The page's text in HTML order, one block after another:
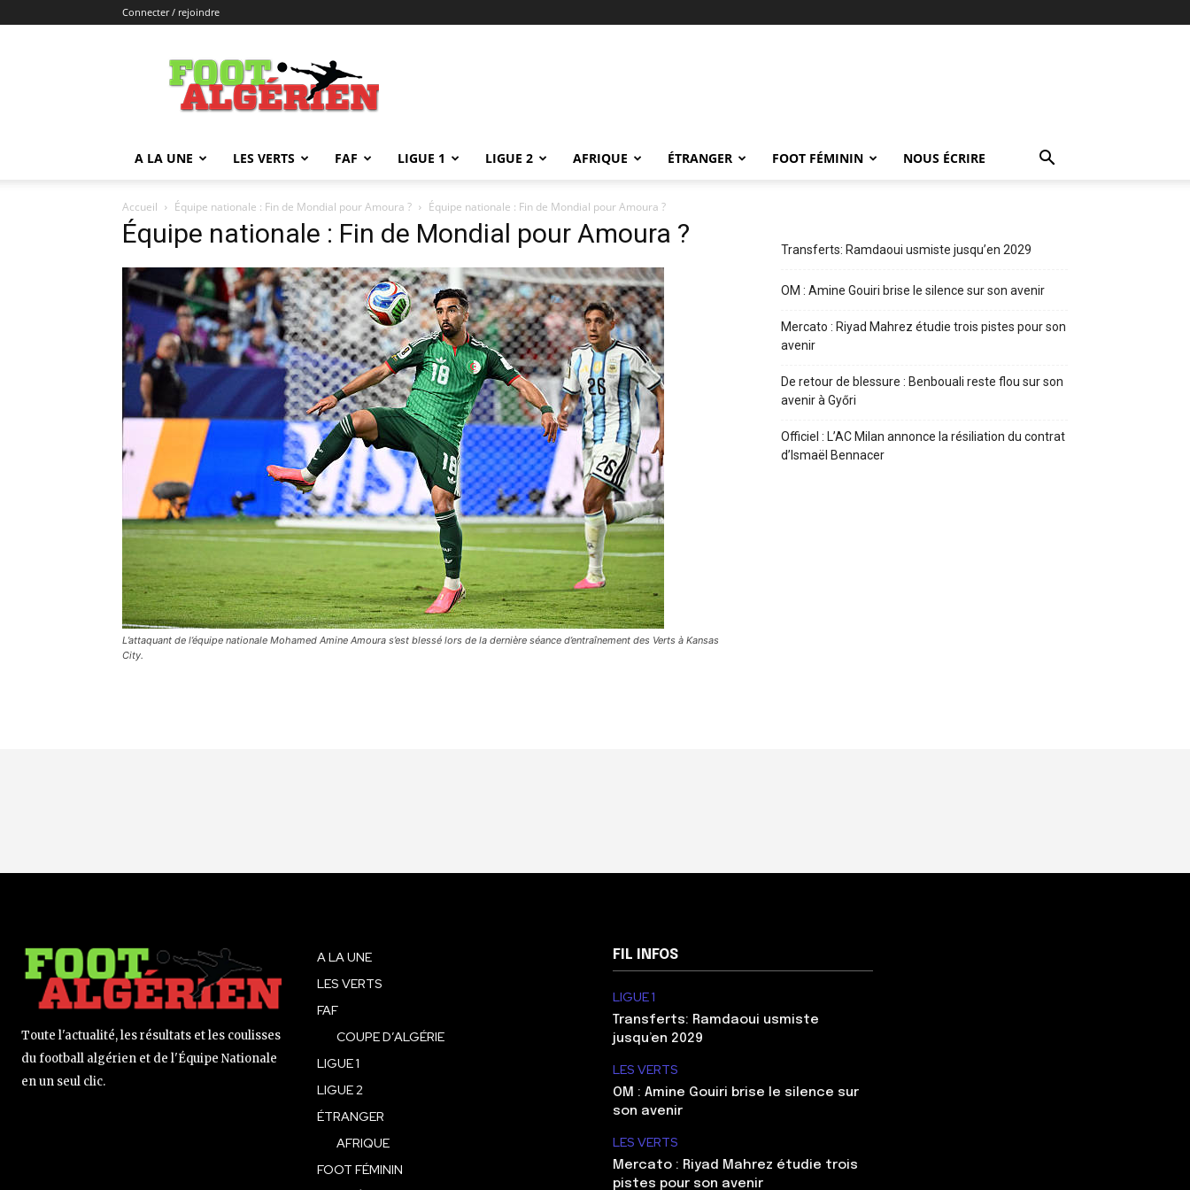
Connecter / rejoindre
FOOTALGERIEN
A LA UNE LES VERTS FAF LIGUE 1 LIGUE 2 AFRIQUE ÉTRANGER FOOT FÉMININ NOUS ÉCRIRE
Accueil Équipe nationale : Fin de Mondial pour Amoura ? Équipe nationale : Fin de Mondial pour Amoura ?
Équipe nationale : Fin de Mondial pour Amoura ?
L’attaquant de l’équipe nationale Mohamed Amine Amoura s’est blessé lors de la dernière séance d’entraînement des Verts à Kansas
City.
Transferts: Ramdaoui usmiste jusqu’en 2029
OM : Amine Gouiri brise le silence sur son avenir
Mercato : Riyad Mahrez étudie trois pistes pour son
avenir
De retour de blessure : Benbouali reste flou sur son
avenir à Győri
Officiel : L’AC Milan annonce la résiliation du contrat
d’Ismaël Bennacer
Toute l'actualité, les résultats et les coulisses
du football algérien et de l'Équipe Nationale
en un seul clic.
A LA UNE
LES VERTS
FAF
COUPE D’ALGÉRIE
LIGUE 1
LIGUE 2
ÉTRANGER
AFRIQUE
FOOT FÉMININ
FIL INFOS
LIGUE 1
Transferts: Ramdaoui usmiste
jusqu’en 2029
LES VERTS
OM : Amine Gouiri brise le silence sur
son avenir
LES VERTS
Mercato : Riyad Mahrez étudie trois
pistes pour son avenir